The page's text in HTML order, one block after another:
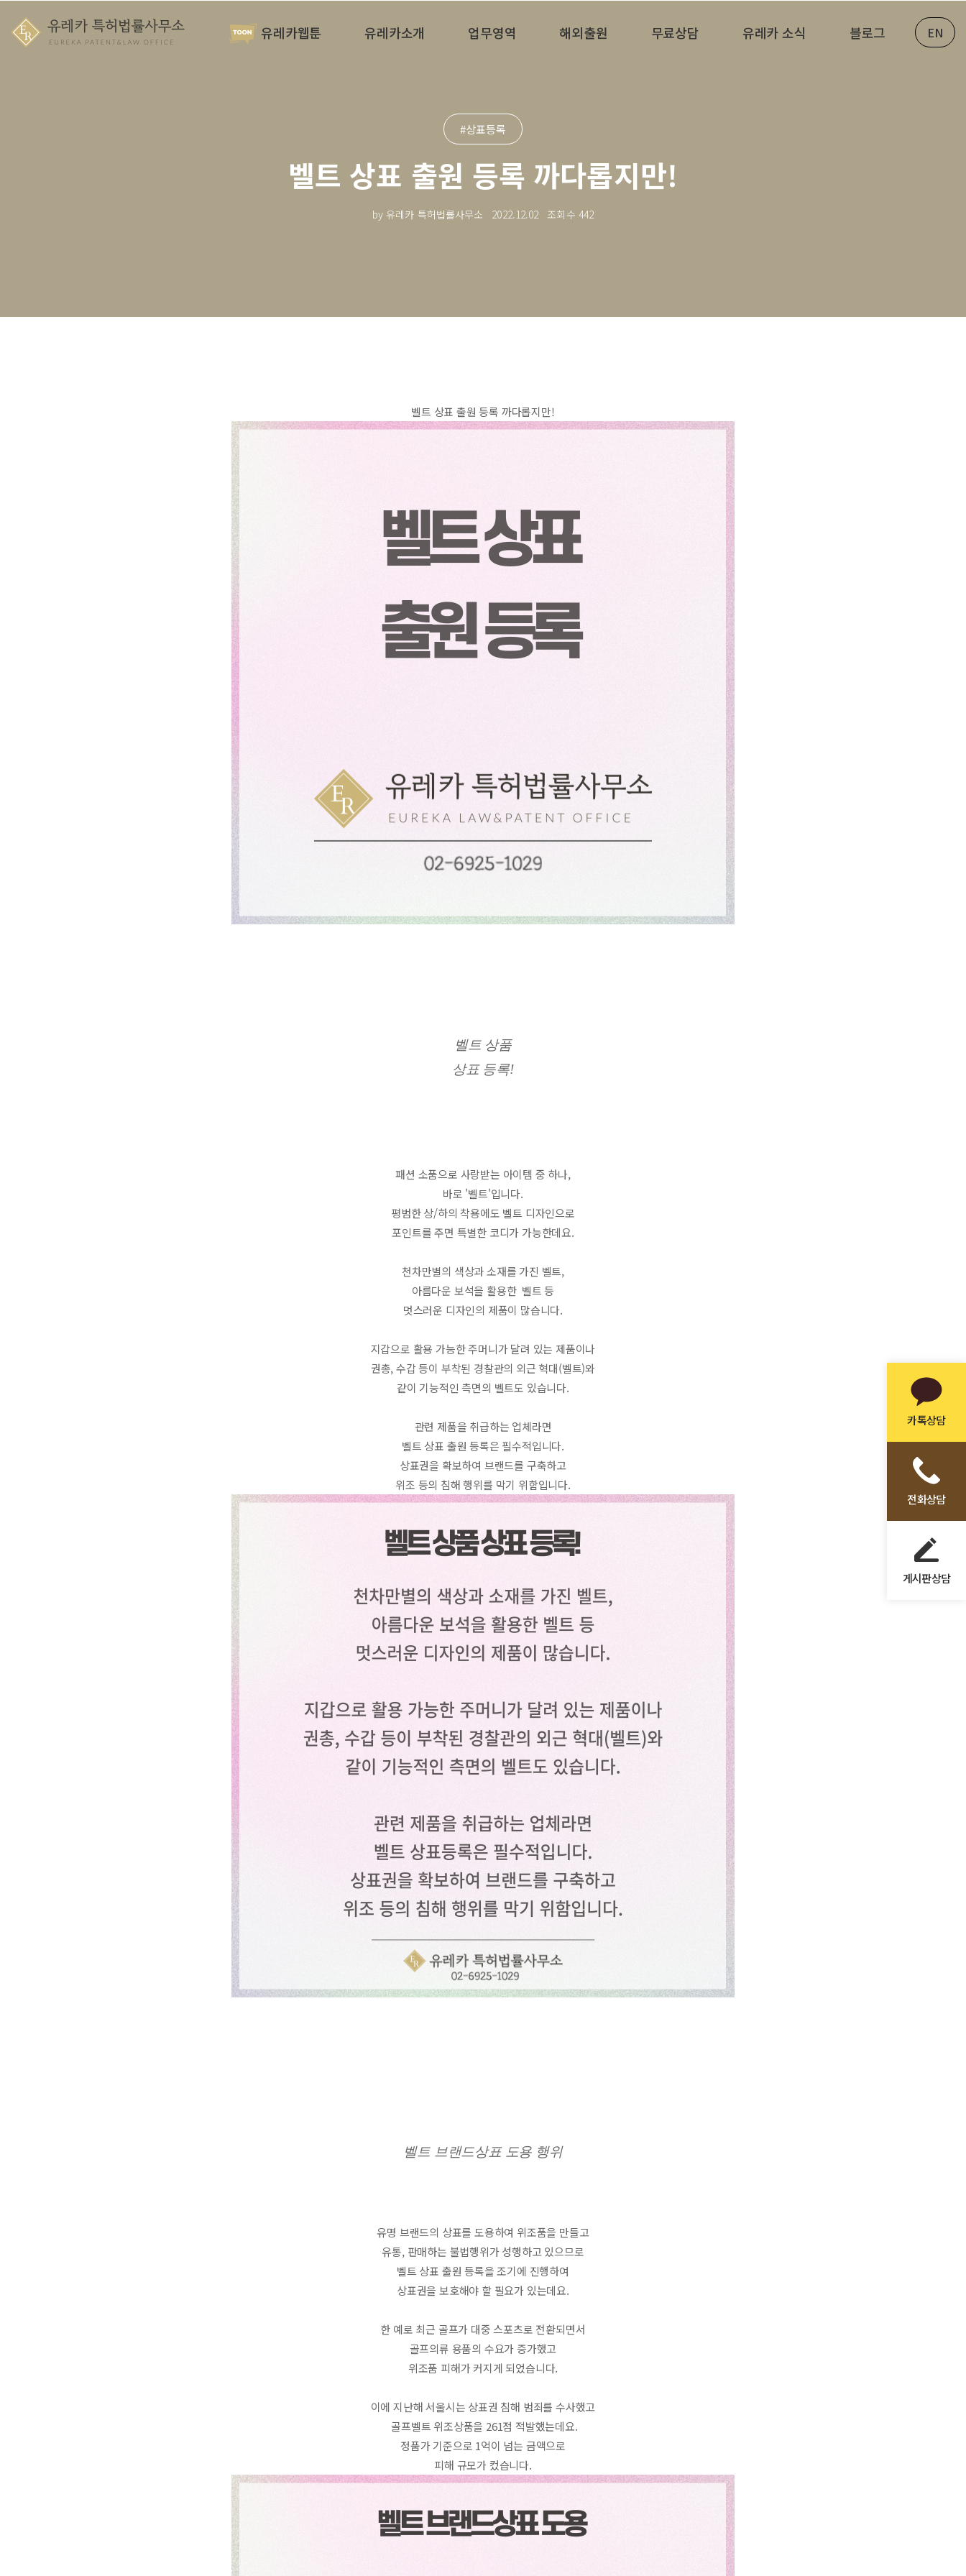
유레카웹툰 유레카소개 업무영역 해외출원 무료상담 유레카 소식 블로그 EN
카톡상담
전화상담
게시판상담
#상표등록
벨트 상표 출원 등록 까다롭지만!
by 유레카 특허법률사무소 2022.12.02 조회수 442
벨트 상표 출원 등록 까다롭지만!
벨트 상품
상표 등록!
패션 소품으로 사랑받는 아이템 중 하나,
바로 '벨트'입니다.
평범한 상/하의 착용에도 벨트 디자인으로
포인트를 주면 특별한 코디가 가능한데요.
천차만별의 색상과 소재를 가진 벨트,
아름다운 보석을 활용한  벨트 등
멋스러운 디자인의 제품이 많습니다.
지갑으로 활용 가능한 주머니가 달려 있는 제품이나
권총, 수갑 등이 부착된 경찰관의 외근 혁대(벨트)와
같이 기능적인 측면의 벨트도 있습니다.
관련 제품을 취급하는 업체라면
벨트 상표 출원 등록은 필수적입니다.
상표권을 확보하여 브랜드를 구축하고
위조 등의 침해 행위를 막기 위함입니다.
벨트 브랜드상표 도용 행위
유명 브랜드의 상표를 도용하여 위조품을 만들고
유통, 판매하는 불법행위가 성행하고 있으므로
벨트 상표 출원 등록을 조기에 진행하여
상표권을 보호해야 할 필요가 있는데요.
한 예로 최근 골프가 대중 스포츠로 전환되면서
골프의류 용품의 수요가 증가했고
위조품 피해가 커지게 되었습니다.
이에 지난해 서울시는 상표권 침해 범죄를 수사했고
골프벨트 위조상품을 261점 적발했는데요.
정품가 기준으로 1억이 넘는 금액으로
피해 규모가 컸습니다.